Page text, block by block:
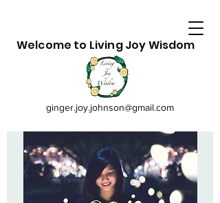
Welcome to Living Joy Wisdom
ginger.joy.johnson@gmail.com